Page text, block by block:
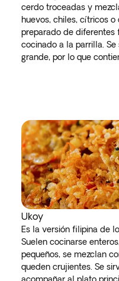
cerdo troceadas y
huevos, chiles, cítricos
preparado de diferentes
cocinado a la parrilla.
grande, por lo que
Ukoy
Es la versión filipina de
Suelen cocinarse
pequeños, se mezclan
queden crujientes. Se